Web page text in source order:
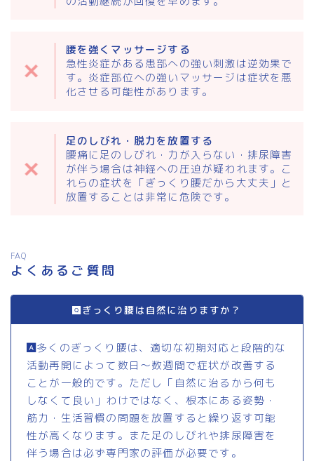
腰を強くマッサージする
急性炎症がある患部への強い刺激は逆効果で
す。炎症部位への強いマッサージは症状を悪
化させる可能性があります。
足のしびれ・脱力を放置する
腰痛に足のしびれ・力が入らない・排尿障害
が伴う場合は神経への圧迫が疑われます。こ
れらの症状を「ぎっくり腰だから大丈夫」と
放置することは非常に危険です。
FAQ
よくあるご質問
ぎっくり腰は自然に治りますか？
多くのぎっくり腰は、適切な初期対応と段階的な
活動再開によって数日〜数週間で症状が改善する
ことが一般的です。ただし「自然に治るから何も
しなくて良い」わけではなく、根本にある姿勢・
筋力・生活習慣の問題を放置すると繰り返す可能
性が高くなります。また足のしびれや排尿障害を
伴う場合は必ず専門家の評価が必要です。